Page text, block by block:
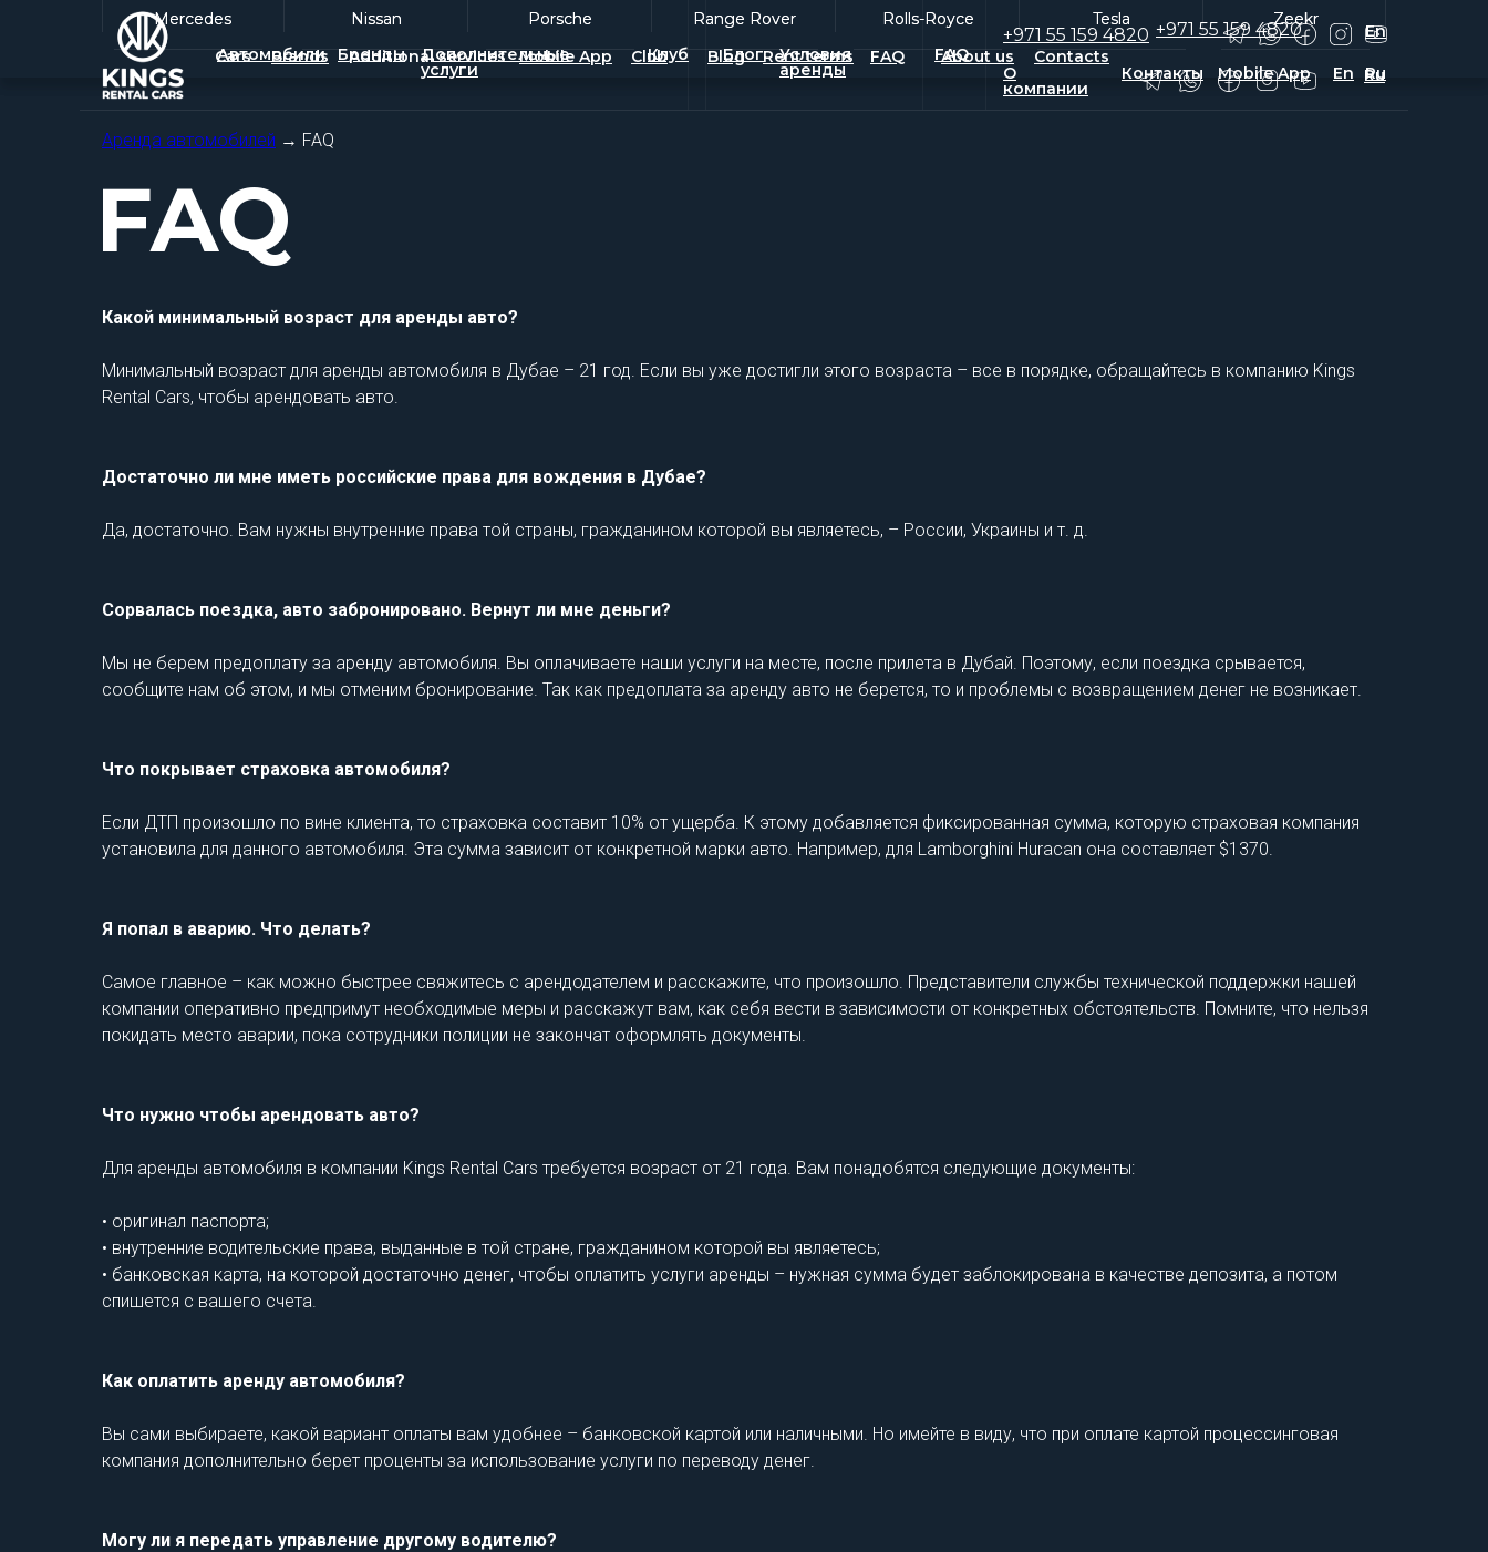
Автомобили Бренды Дополнительные
услуги
Клуб Блог Условия
аренды
FAQ
+971 55 159 4820
En Ru
О
компании
Контакты Mobile App
Additional services
Cars Brands Club Blog FAQ
Rent terms
+971 55 159 4820 En
Ru
About us Contacts
Mobile App
Mercedes Rolls-Royce
Nissan Tesla
Range Rover
Porsche Zeekr
Mercedes Rolls-Royce
Nissan Tesla
Range Rover
Porsche Zeekr
Аренда автомобилей → FAQ
FAQ
Какой минимальный возраст для аренды авто?
Минимальный возраст для аренды автомобиля в Дубае – 21 год. Если вы уже достигли этого возраста – все в порядке, обращайтесь в компанию Kings
Rental Cars, чтобы арендовать авто.
Достаточно ли мне иметь российские права для вождения в Дубае?
Да, достаточно. Вам нужны внутренние права той страны, гражданином которой вы являетесь, – России, Украины и т. д.
Сорвалась поездка, авто забронировано. Вернут ли мне деньги?
Мы не берем предоплату за аренду автомобиля. Вы оплачиваете наши услуги на месте, после прилета в Дубай. Поэтому, если поездка срывается,
сообщите нам об этом, и мы отменим бронирование. Так как предоплата за аренду авто не берется, то и проблемы с возвращением денег не возникает.
Что покрывает страховка автомобиля?
Если ДТП произошло по вине клиента, то страховка составит 10% от ущерба. К этому добавляется фиксированная сумма, которую страховая компания
установила для данного автомобиля. Эта сумма зависит от конкретной марки авто. Например, для Lamborghini Huracan она составляет $1370.
Я попал в аварию. Что делать?
Самое главное – как можно быстрее свяжитесь с арендодателем и расскажите, что произошло. Представители службы технической поддержки нашей
компании оперативно предпримут необходимые меры и расскажут вам, как себя вести в зависимости от конкретных обстоятельств. Помните, что нельзя
покидать место аварии, пока сотрудники полиции не закончат оформлять документы.
Что нужно чтобы арендовать авто?
Для аренды автомобиля в компании Kings Rental Cars требуется возраст от 21 года. Вам понадобятся следующие документы:
• оригинал паспорта;
• внутренние водительские права, выданные в той стране, гражданином которой вы являетесь;
• банковская карта, на которой достаточно денег, чтобы оплатить услуги аренды – нужная сумма будет заблокирована в качестве депозита, а потом
спишется с вашего счета.
Как оплатить аренду автомобиля?
Вы сами выбираете, какой вариант оплаты вам удобнее – банковской картой или наличными. Но имейте в виду, что при оплате картой процессинговая
компания дополнительно берет проценты за использование услуги по переводу денег.
Могу ли я передать управление другому водителю?